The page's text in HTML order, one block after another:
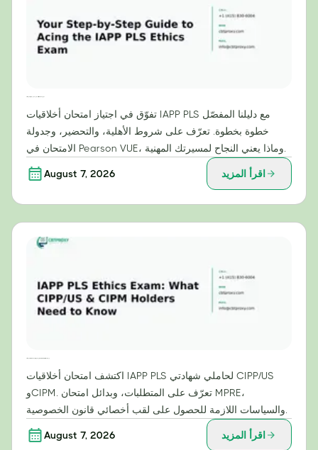
تفوّق في اجتياز امتحان أخلاقيات IAPP PLS مع دليلنا المفصّل
خطوة بخطوة. تعرّف على شروط الأهلية، والتحضير، وجدولة
August 7, 2026 اقرأ المزيد
اكتشف امتحان أخلاقيات IAPP PLS لحاملي شهادتي CIPP/US
وCIPM. تعرّف على المتطلبات، وبدائل امتحان MPRE،
August 7, 2026 اقرأ المزيد